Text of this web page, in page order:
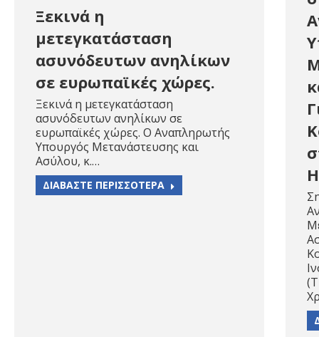
Ξεκινά η
μετεγκατάσταση
ασυνόδευτων ανηλίκων
σε ευρωπαϊκές χώρες.
Ξεκινά η μετεγκατάσταση
ασυνόδευτων ανηλίκων σε
ευρωπαϊκές χώρες. Ο Αναπληρωτής
Υπουργός Μετανάστευσης και
Ασύλου, κ.…
ΔΙΑΒΑΣΤΕ ΠΕΡΙΣΣΟΤΕΡΑ